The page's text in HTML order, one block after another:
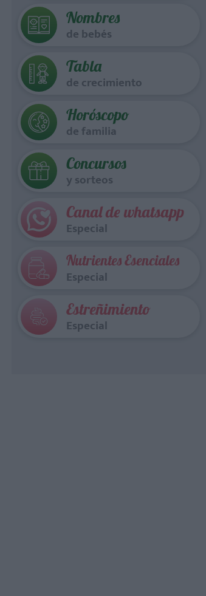
Nombres
de bebés
Tabla
de crecimiento
Horóscopo
de familia
Concursos
y sorteos
Canal de whatsapp
Especial
Nutrientes Esenciales
Especial
Estreñimiento
Especial